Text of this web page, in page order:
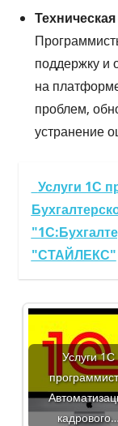
поддержку и
на
проблем,
устранение
Услуги 1С
"СТАЙЛЕКС"
Услуги 1С
кадрового…